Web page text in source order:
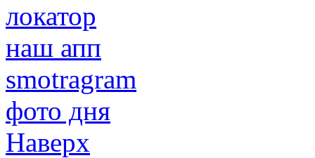
локатор
наш апп
smotragram
фото дня
Наверх